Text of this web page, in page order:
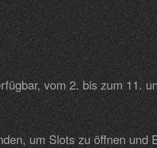
vom 2. bis zum 11.
um Slots zu öffnen und